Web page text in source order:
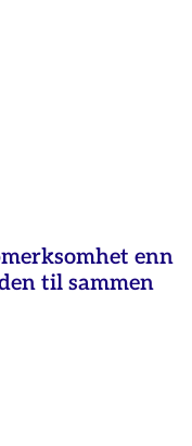
enn
til sammen